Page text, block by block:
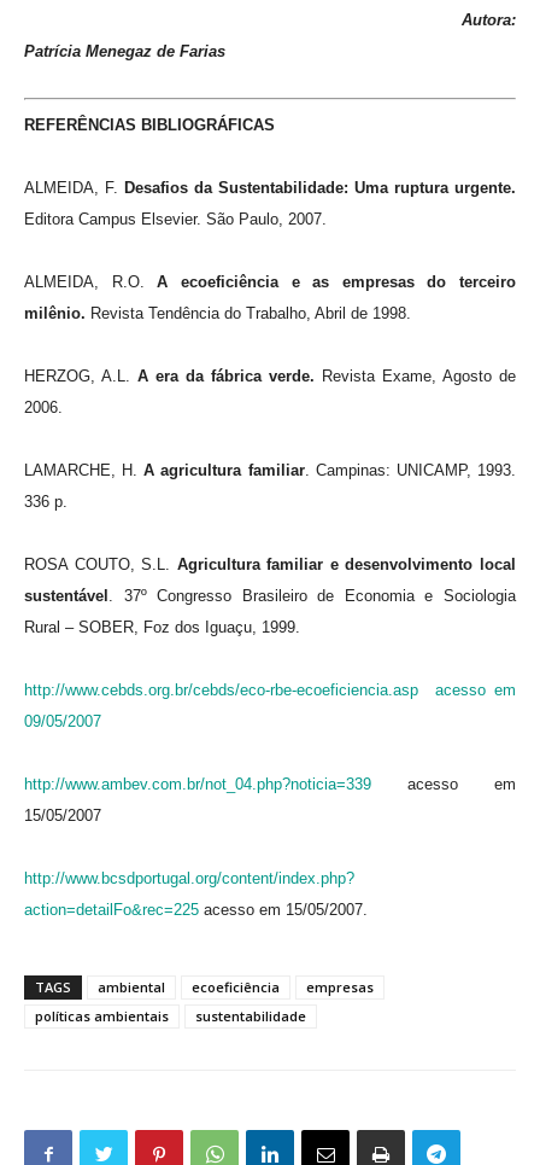
Autora:
Patrícia Menegaz de Farias
REFERÊNCIAS BIBLIOGRÁFICAS
ALMEIDA, F. Desafios da Sustentabilidade: Uma ruptura urgente.
Editora Campus Elsevier. São Paulo, 2007.
ALMEIDA, R.O.A ecoeficiência e as empresas do terceiro
milênio. Revista Tendência do Trabalho, Abril de 1998.
HERZOG, A.L. A era da fábrica verde. Revista Exame, Agosto de
2006.
LAMARCHE, H. A agricultura familiar. Campinas: UNICAMP, 1993.
336 p.
ROSA COUTO, S.L. Agricultura familiar e desenvolvimento local
sustentável . 37º Congresso Brasileiro de Economia e Sociologia
Rural – SOBER, Foz dos Iguaçu, 1999.
http://www.cebds.org.br/cebds/eco-rbe-ecoeficiencia.asp acesso em
09/05/2007
http://www.ambev.com.br/not_04.php?noticia=339 acesso em
15/05/2007
http://www.bcsdportugal.org/content/index.php?
action=detailFo&rec=225 acesso em 15/05/2007.
TAGS ambiental ecoeficiência
empresas
políticas ambientais
sustentabilidade